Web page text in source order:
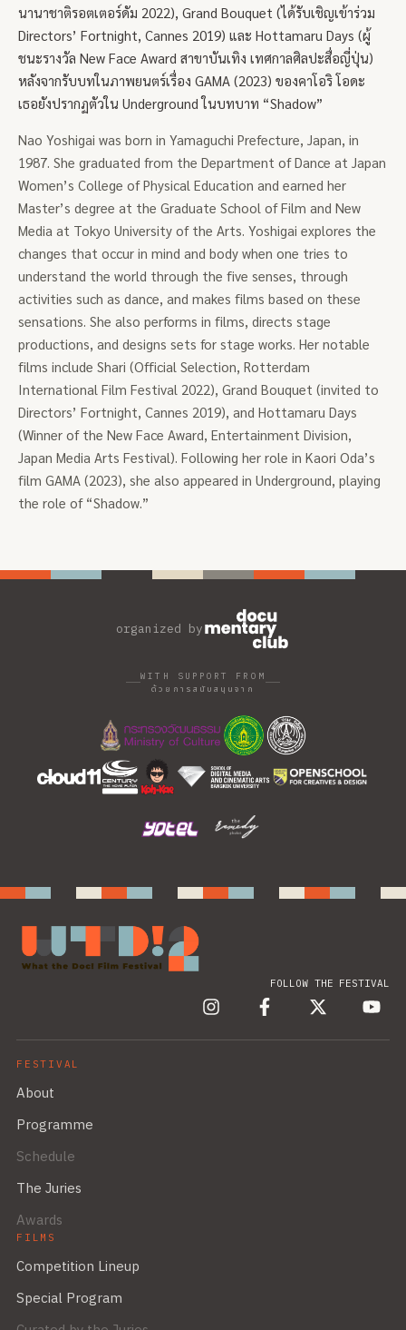
นานาชาติรอตเตอร์ดัม 2022), Grand Bouquet (ได้รับเชิญเข้าร่วม
Directors’ Fortnight, Cannes 2019) และ Hottamaru Days (ผู้
ชนะรางวัล New Face Award สาขาบันเทิง เทศกาลศิลปะสื่อญี่ปุ่น)
หลังจากรับบทในภาพยนตร์เรื่อง GAMA (2023) ของคาโอริ โอดะ
เธอยังปรากฏตัวใน Underground ในบทบาท “Shadow”
Nao Yoshigai was born in Yamaguchi Prefecture, Japan, in
1987. She graduated from the Department of Dance at Japan
Women’s College of Physical Education and earned her
Master’s degree at the Graduate School of Film and New
Media at Tokyo University of the Arts. Yoshigai explores the
changes that occur in mind and body when one tries to
understand the world through the five senses, through
activities such as dance, and makes films based on these
sensations. She also performs in films, directs stage
productions, and designs sets for stage works. Her notable
films include Shari (Official Selection, Rotterdam
International Film Festival 2022), Grand Bouquet (invited to
Directors’ Fortnight, Cannes 2019), and Hottamaru Days
(Winner of the New Face Award, Entertainment Division,
Japan Media Arts Festival). Following her role in Kaori Oda’s
film GAMA (2023), she also appeared in Underground, playing
the role of “Shadow.”
organized by
WITH SUPPORT FROM
ด้วยการสนับสนุนจาก
FOLLOW THE FESTIVAL
FESTIVAL
About
Programme
Schedule
The Juries
Awards
FILMS
Competition Lineup
Special Program